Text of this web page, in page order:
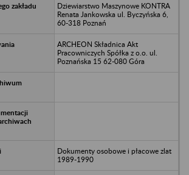
Dziewiarstwo Maszynowe KONTRA
Renata Jankowska ul. Byczyńska 6,
60-318 Poznań
ARCHEON Składnica Akt
Pracowniczych Spółka z o.o. ul.
Poznańska 15 62-080 Góra
Dokumenty osobowe i płacowe zlat
1989-1990